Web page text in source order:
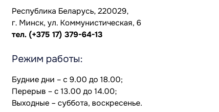
Республика Беларусь, 220029,
г. Минск, ул. Коммунистическая, 6
тел. (+375 17) 379-64-13
Режим работы:
Будние дни – с 9.00 до 18.00;
Перерыв – с 13.00 до 14.00;
Выходные – суббота, воскресенье.